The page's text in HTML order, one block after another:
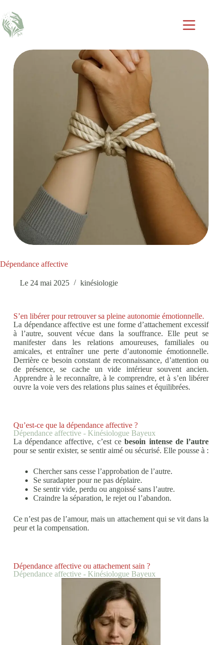
Dépendance affective
Le 24 mai 2025 kinésiologie
S’en libérer pour retrouver sa pleine autonomie émotionnelle.
La dépendance affective est une forme d’attachement excessif
à l’autre, souvent vécue dans la souffrance. Elle peut se
manifester dans les relations amoureuses, familiales ou
amicales, et entraîner une perte d’autonomie émotionnelle.
Derrière ce besoin constant de reconnaissance, d’attention ou
de présence, se cache un vide intérieur souvent ancien.
Apprendre à le reconnaître, à le comprendre, et à s’en libérer
ouvre la voie vers des relations plus saines et équilibrées.
Qu’est-ce que la dépendance affective ?
Dépendance affective - Kinésiologue Bayeux
La dépendance affective, c’est cebesoin intense de l’autre
pour se sentir exister, se sentir aimé ou sécurisé. Elle pousse à :
Chercher sans cesse l’approbation de l’autre.
Se suradapter pour ne pas déplaire.
Se sentir vide, perdu ou angoissé sans l’autre.
Craindre la séparation, le rejet ou l’abandon.
Ce n’est pas de l’amour, mais un attachement qui se vit dans la
peur et la compensation.
Dépendance affective ou attachement sain ?
Dépendance affective - Kinésiologue Bayeux